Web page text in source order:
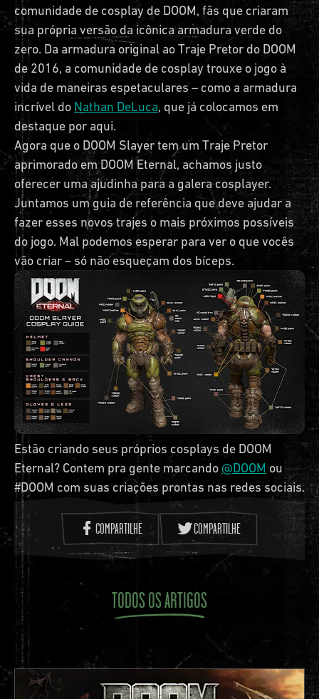
comunidade de cosplay de DOOM, fãs que criaram
sua própria versão da icônica armadura verde do
zero. Da armadura original ao Traje Pretor do DOOM
de 2016, a comunidade de cosplay trouxe o jogo à
vida de maneiras espetaculares – como a armadura
incrível do Nathan DeLuca, que já colocamos em
destaque por aqui.
Agora que o DOOM Slayer tem um Traje Pretor
aprimorado em DOOM Eternal, achamos justo
oferecer uma ajudinha para a galera cosplayer.
Juntamos um guia de referência que deve ajudar a
fazer esses novos trajes o mais próximos possíveis
do jogo. Mal podemos esperar para ver o que vocês
vão criar – só não esqueçam dos bíceps.
Estão criando seus próprios cosplays de DOOM
Eternal? Contem pra gente marcando @DOOM ou
#DOOM com suas criações prontas nas redes sociais.
COMPARTILHE COMPARTILHE
TODOS OS ARTIGOS